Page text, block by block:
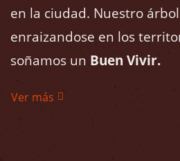
en la ciudad. Nuestro
enraizandose en los
soñamos un Buen Vivir.
Ver más